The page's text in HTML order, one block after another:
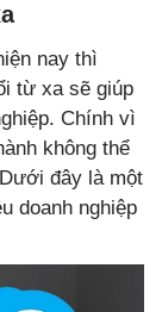
nay thì
từ xa sẽ giúp
Chính vì
không thể
đây là một
doanh nghiệp